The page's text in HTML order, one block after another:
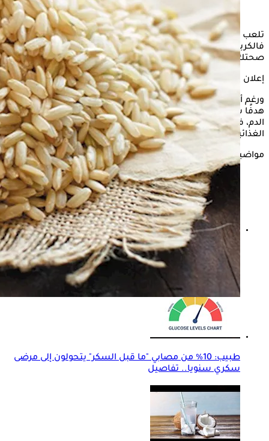
تلعب الخيارات الغذائية دورًا محوريًا في إدارة مرض السكري،
فالكربوهيدرات الأساسية التي تتناولها تؤثر بشكل مباشر على
صحتك اليومية.
إعلان
ورغم أنالأرز الأبيضيعد خيارًا مفضلًا لدى الكثيرين، إلا أنه قد يكون
هدفًا سهلًا للتسبب في ارتفاعات سريعة في مستوى السكر في
الدم، في المقابل، يعتبرالأرز البنيحبوبًا كاملة غنية بالعناصر
الغذائية، ويقدم قيمة غذائية أكثر أمانًا.
مواضيع ذات صلة
الصحة تستعين بخبرات د. أسامة حمدي في توسع التوعية
بالسكري والسمنة
طبيب: 10% من مصابي "ما قبل السكر" يتحولون إلى مرضى
سكري سنويا.. تفاصيل